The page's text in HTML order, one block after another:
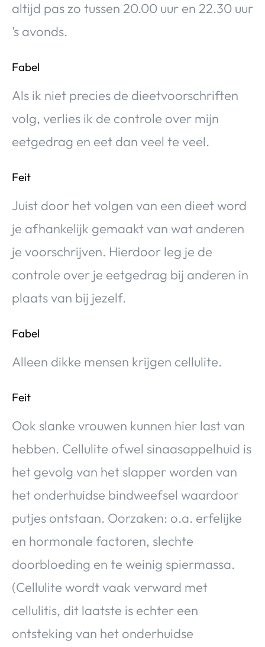
altijd pas zo tussen 20.00 uur en 22.30 uur
’s avonds.
Fabel
Als ik niet precies de dieetvoorschriften
volg, verlies ik de controle over mijn
eetgedrag en eet dan veel te veel.
Feit
Juist door het volgen van een dieet word
je afhankelijk gemaakt van wat anderen
je voorschrijven. Hierdoor leg je de
controle over je eetgedrag bij anderen in
plaats van bij jezelf.
Fabel
Alleen dikke mensen krijgen cellulite.
Feit
Ook slanke vrouwen kunnen hier last van
hebben. Cellulite ofwel sinaasappelhuid is
het gevolg van het slapper worden van
het onderhuidse bindweefsel waardoor
putjes ontstaan. Oorzaken: o.a. erfelijke
en hormonale factoren, slechte
doorbloeding en te weinig spiermassa.
(Cellulite wordt vaak verward met
cellulitis, dit laatste is echter een
ontsteking van het onderhuidse